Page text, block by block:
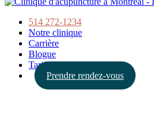
514 272-1234
Notre clinique
Carrière
Blogue
Tarifs
Prendre rendez-vous